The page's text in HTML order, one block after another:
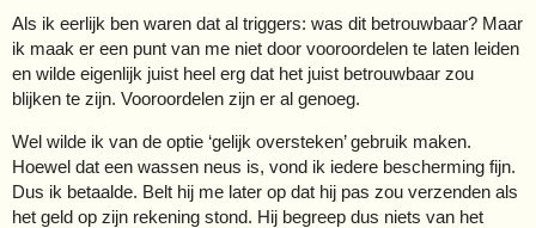
Als ik eerlijk ben waren dat al triggers: was dit betrouwbaar? Maar
ik maak er een punt van me niet door vooroordelen te laten leiden
en wilde eigenlijk juist heel erg dat het juist betrouwbaar zou
blijken te zijn. Vooroordelen zijn er al genoeg.
Wel wilde ik van de optie ‘gelijk oversteken’ gebruik maken.
Hoewel dat een wassen neus is, vond ik iedere bescherming fijn.
Dus ik betaalde. Belt hij me later op dat hij pas zou verzenden als
het geld op zijn rekening stond. Hij begreep dus niets van het